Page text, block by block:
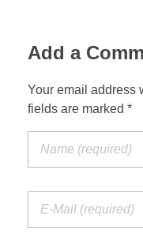
Add a
Your email address
fields are marked *